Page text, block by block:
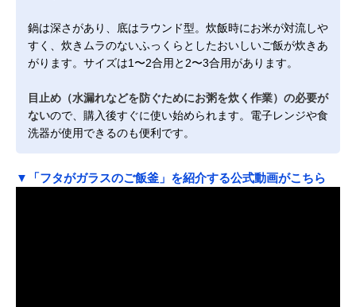
鍋は深さがあり、底はラウンド型。炊飯時にお米が対流しや
すく、炊きムラのないふっくらとしたおいしいご飯が炊きあ
がります。サイズは1〜2合用と2〜3合用があります。
目止め（水漏れなどを防ぐためにお粥を炊く作業）の必要が
ないので、購入後すぐに使い始められます。電子レンジや食
洗器が使用できるのも便利です。
▼「フタがガラスのご飯釜」を紹介する公式動画がこちら